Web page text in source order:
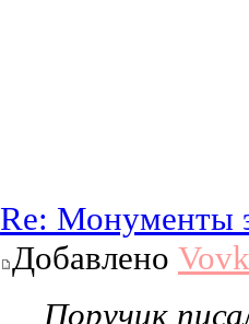
Re: Монументы
Добавлено
Поручик